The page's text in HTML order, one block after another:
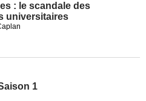
: le scandale des
universitaires
1